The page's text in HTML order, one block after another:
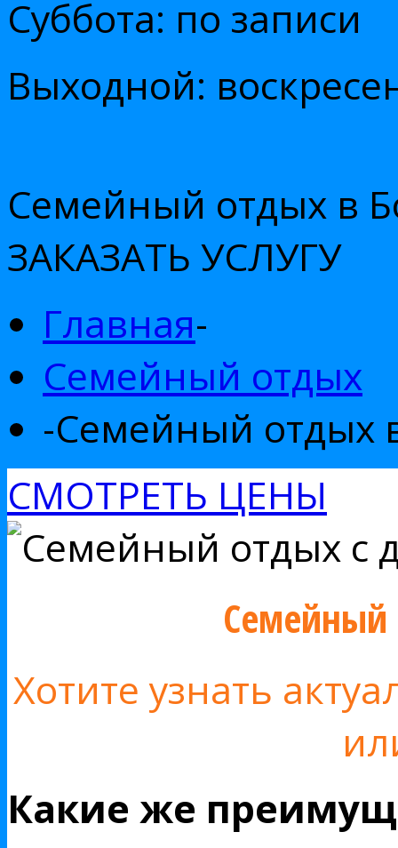
Суббота: по записи
Выходной:
Семейный отдых в
ЗАКАЗАТЬ УСЛУГУ
Главная-
Семейный отдых
-Семейный отдых
СМОТРЕТЬ ЦЕНЫ
Семейный
Хотите узнать
Какие же